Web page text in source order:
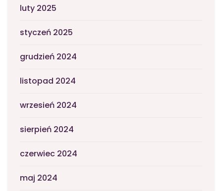
luty 2025
styczeń 2025
grudzień 2024
listopad 2024
wrzesień 2024
sierpień 2024
czerwiec 2024
maj 2024